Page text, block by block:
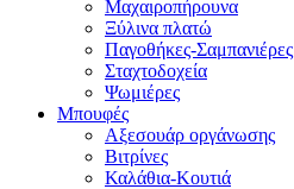
Μαχαιροπήρουνα
Ξύλινα πλατώ
Παγοθήκες-Σαμπανιέρες
Σταχτοδοχεία
Ψωμιέρες
Μπουφές
Αξεσουάρ οργάνωσης
Βιτρίνες
Καλάθια-Κουτιά